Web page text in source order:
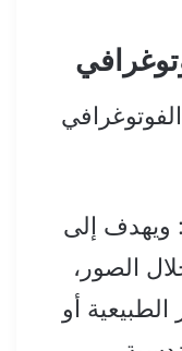
ويهدف إلى
الصور،
أو